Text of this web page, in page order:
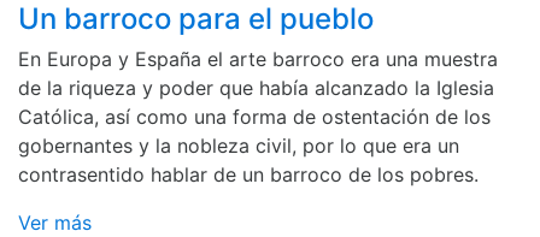
Un barroco para el pueblo
En Europa y España el arte barroco era una muestra
de la riqueza y poder que había alcanzado la Iglesia
Católica, así como una forma de ostentación de los
gobernantes y la nobleza civil, por lo que era un
contrasentido hablar de un barroco de los pobres.
Ver más